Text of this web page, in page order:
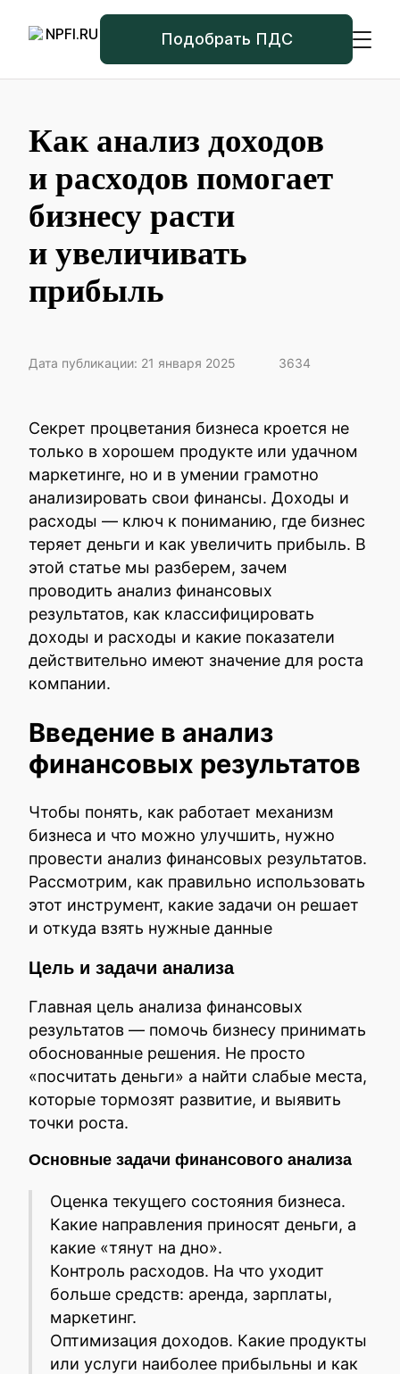
Подобрать ПДС
Как анализ доходов
и расходов помогает
бизнесу расти
и увеличивать
прибыль
Дата публикации: 21 января 2025 3634
Секрет процветания бизнеса кроется не
только в хорошем продукте или удачном
маркетинге, но и в умении грамотно
анализировать свои финансы. Доходы и
расходы — ключ к пониманию, где бизнес
теряет деньги и как увеличить прибыль. В
этой статье мы разберем, зачем
проводить анализ финансовых
результатов, как классифицировать
доходы и расходы и какие показатели
действительно имеют значение для роста
компании.
Введение в анализ
финансовых результатов
Чтобы понять, как работает механизм
бизнеса и что можно улучшить, нужно
провести анализ финансовых результатов.
Рассмотрим, как правильно использовать
этот инструмент, какие задачи он решает
и откуда взять нужные данные
Цель и задачи анализа
Главная цель анализа финансовых
результатов — помочь бизнесу принимать
обоснованные решения. Не просто
«посчитать деньги» а найти слабые места,
которые тормозят развитие, и выявить
точки роста.
Основные задачи финансового анализа
Оценка текущего состояния бизнеса.
Какие направления приносят деньги, а
какие «тянут на дно».
Контроль расходов. На что уходит
больше средств: аренда, зарплаты,
маркетинг.
Оптимизация доходов. Какие продукты
или услуги наиболее прибыльны и как